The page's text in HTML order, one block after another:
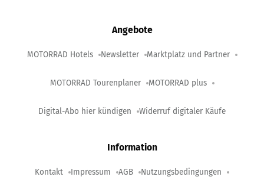
Angebote
MOTORRAD Hotels Newsletter Marktplatz und Partner
MOTORRAD Tourenplaner MOTORRAD plus
Digital-Abo hier kündigen Widerruf digitaler Käufe
Information
Kontakt Impressum AGB Nutzungsbedingungen